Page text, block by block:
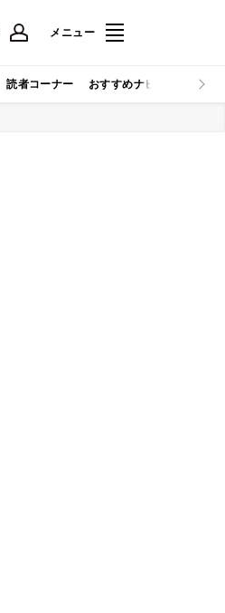
メニュー
読者コーナー おすすめナビ マイナビ